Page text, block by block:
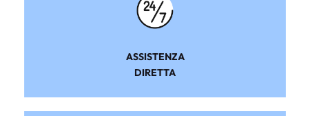
ASSISTENZA
DIRETTA